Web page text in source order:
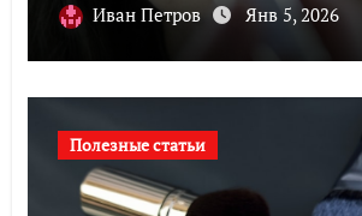
Иван Петров Янв 5, 2026
Полезные статьи